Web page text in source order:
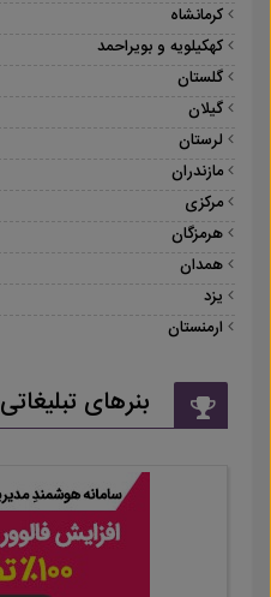
کرمانشاه
کهکیلویه و بویراحمد
گلستان
گیلان
لرستان
مازندران
مرکزی
هرمزگان
همدان
یزد
ارمنستان
بنرهای تبلیغاتی